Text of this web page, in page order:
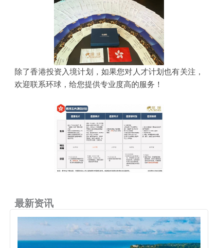
除了香港投资入境计划，如果您对人才计划也有关注，
欢迎联系环球，给您提供专业度高的服务！
最新资讯